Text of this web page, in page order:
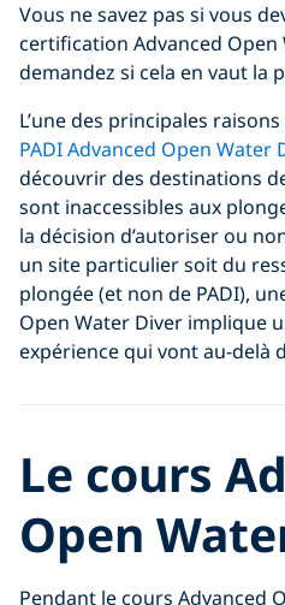
Vous ne savez pas si vous
certification Advanced Open
demandez si cela en vaut la
L’une des principales
PADI Advanced Open Water
découvrir des destinations
sont inaccessibles aux
la décision d’autoriser ou
un site particulier soit du
plongée (et non de PADI),
Open Water Diver implique
expérience qui vont au-delà
Le cours
Open
Pendant le cours Advanced